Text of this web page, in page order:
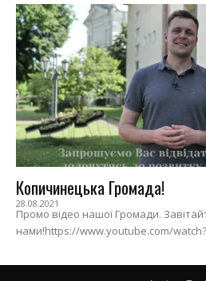
Копичинецька Громада!
28.08.2021
Промо відео нашої Громади.
нами!https://www.youtube.com/